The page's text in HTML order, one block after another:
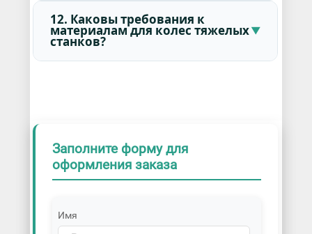
12. Каковы требования к
материалам для колес тяжелых
станков?
Заполните форму для
оформления заказа
Имя